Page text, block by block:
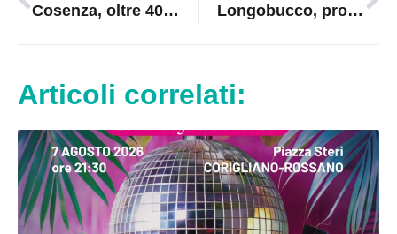
Cosenza, oltre 400 docenti esclusi dalle graduatorie per le supplenze Longobucco, prosciolto il sindaco Pirillo nell’inchiesta sulle Regionali 2020
Articoli correlati: